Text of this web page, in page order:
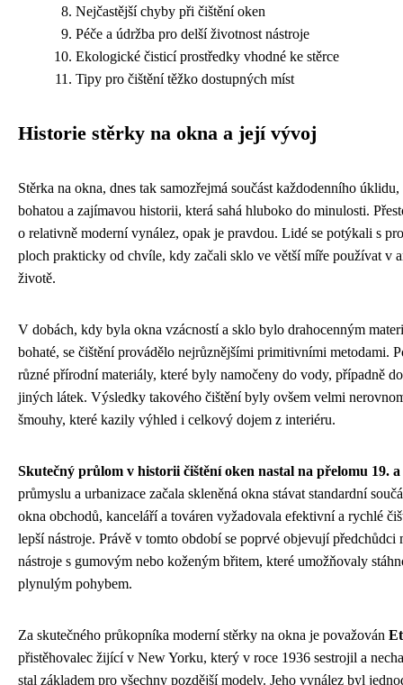
Nejčastější chyby při čištění oken
Péče a údržba pro delší životnost nástroje
Ekologické čisticí prostředky vhodné ke stěrce
Tipy pro čištění těžko dostupných míst
Historie stěrky na okna a její vývoj
Stěrka na okna, dnes tak samozřejmá součást každodenního
bohatou a zajímavou historii, která sahá hluboko do minulosti.
o relativně moderní vynález, opak je pravdou. Lidé se potýkali s
ploch prakticky od chvíle, kdy začali sklo ve větší míře používat v
životě.
V dobách, kdy byla okna vzácností a sklo bylo drahocenným
bohaté, se čištění provádělo nejrůznějšími primitivními metodami.
různé přírodní materiály, které byly namočeny do vody, případně
jiných látek. Výsledky takového čištění byly ovšem velmi
šmouhy, které kazily výhled i celkový dojem z interiéru.
Skutečný průlom v historii čištění oken nastal na přelomu 19. a
průmyslu a urbanizace začala skleněná okna stávat standardní
okna obchodů, kanceláří a továren vyžadovala efektivní a rychlé
lepší nástroje. Právě v tomto období se poprvé objevují
nástroje s gumovým nebo koženým břitem, které umožňovaly
plynulým pohybem.
Za skutečného průkopníka moderní stěrky na okna je považován
přistěhovalec žijící v New Yorku, který v roce 1936 sestrojil a
stal základem pro všechny pozdější modely. Jeho vynález byl